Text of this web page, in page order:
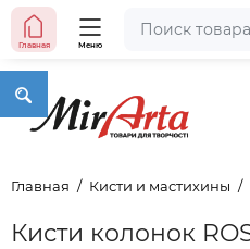
Главная Меню
Главная Кисти и мастихины
Кисти колонок